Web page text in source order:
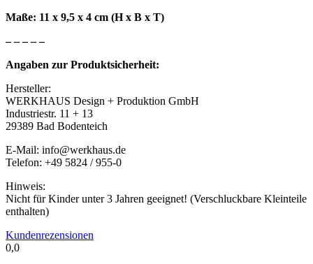
Maße: 11 x 9,5 x 4 cm (H x B x T)
– – – – –
Angaben zur Produktsicherheit:
Hersteller:
WERKHAUS Design + Produktion GmbH
Industriestr. 11 + 13
29389 Bad Bodenteich
E-Mail: info@werkhaus.de
Telefon: +49 5824 / 955-0
Hinweis:
Nicht für Kinder unter 3 Jahren geeignet! (Verschluckbare Kleinteile
enthalten)
Kundenrezensionen
0,0